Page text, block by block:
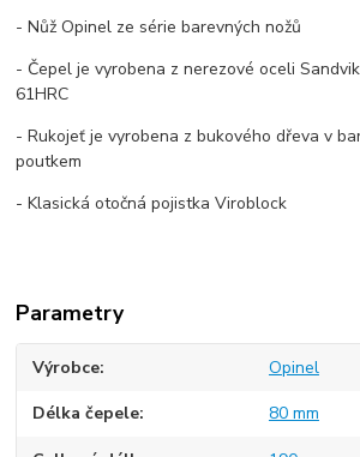
- Nůž Opinel ze série barevných nožů
- Čepel je vyrobena z nerezové oceli
61HRC
- Rukojeť je vyrobena z bukového dřeva v
poutkem
- Klasická otočná pojistka Viroblock
Parametry
Výrobce Opinel
Délka čepele 80 mm